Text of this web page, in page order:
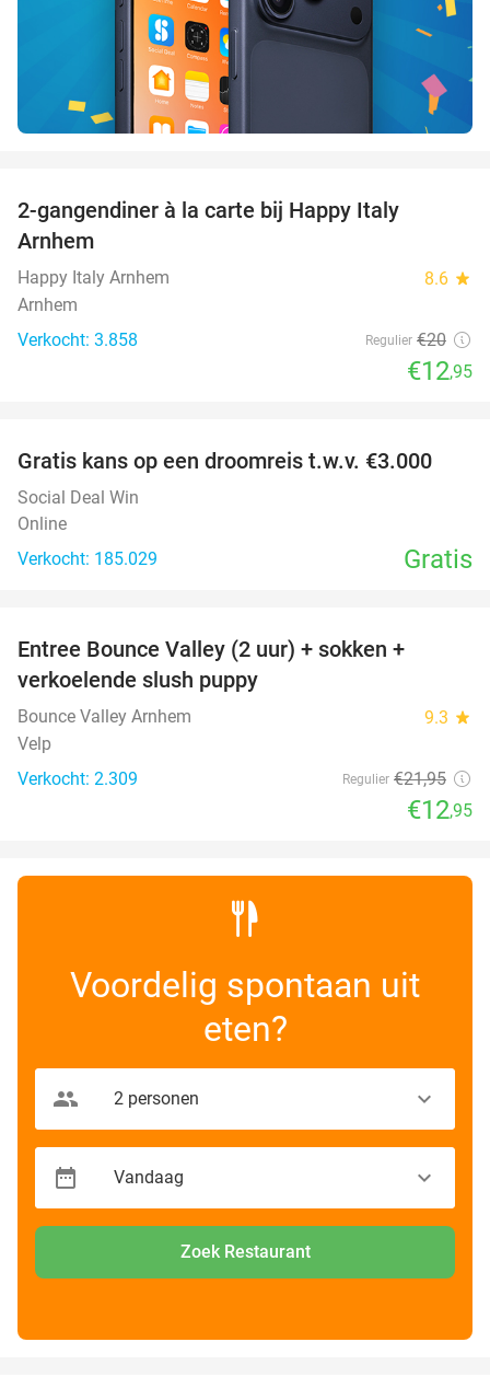
2-gangendiner à la carte bij Happy Italy
Arnhem
Happy Italy Arnhem 8.6 star
Arnhem
Verkocht: 3.858
Regulier €20
€12,95
Gratis kans op een droomreis t.w.v. €3.000
Social Deal Win
Online
Verkocht: 185.029
Gratis
Entree Bounce Valley (2 uur) + sokken +
verkoelende slush puppy
Bounce Valley Arnhem 9.3 star
Velp
Verkocht: 2.309
Regulier €21,95
€12,95
Voordelig spontaan uit
eten?
Zoek Restaurant